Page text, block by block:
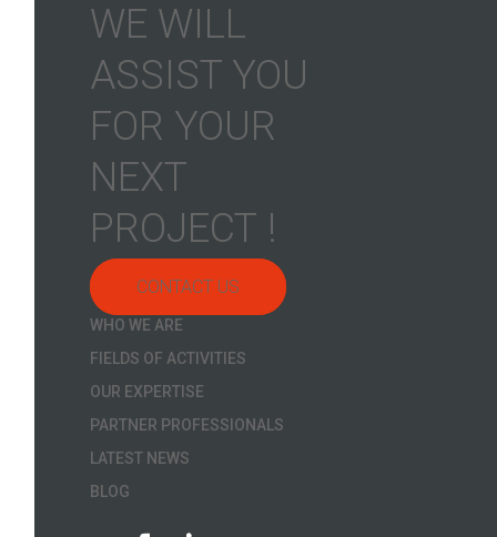
WE WILL
ASSIST YOU
FOR YOUR
NEXT
PROJECT !
CONTACT US
WHO WE ARE
FIELDS OF ACTIVITIES
OUR EXPERTISE
PARTNER PROFESSIONALS
LATEST NEWS
BLOG